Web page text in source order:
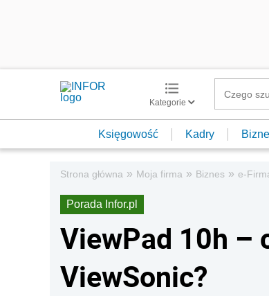
Kategorie
Księgowość Kadry
Strona główna » Moja firma » Biznes » e-
Porada Infor.pl
ViewPad 10h –
ViewSonic?